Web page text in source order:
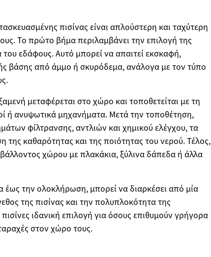
πισίνας είναι απλούστερη και ταχύτερη
Το πρώτο βήμα περιλαμβάνει την επιλογή της
εδάφους. Αυτό μπορεί να απαιτεί εκσκαφή,
βάσης από άμμο ή σκυρόδεμα, ανάλογα με τον τύπο
μεταφέρεται στο χώρο και τοποθετείται με τη
ή ανυψωτικά μηχανήματα. Μετά την τοποθέτηση,
φίλτρανσης, αντλιών και χημικού ελέγχου, τα
της καθαρότητας και της ποιότητας του νερού. Τέλος,
χώρου με πλακάκια, ξύλινα δάπεδα ή άλλα
έως την ολοκλήρωση, μπορεί να διαρκέσει από μία
της πισίνας και την πολυπλοκότητα της
ιδανική επιλογή για όσους επιθυμούν γρήγορα
στον χώρο τους.